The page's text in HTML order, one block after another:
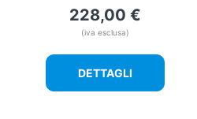
228,00 €
(iva esclusa)
DETTAGLI